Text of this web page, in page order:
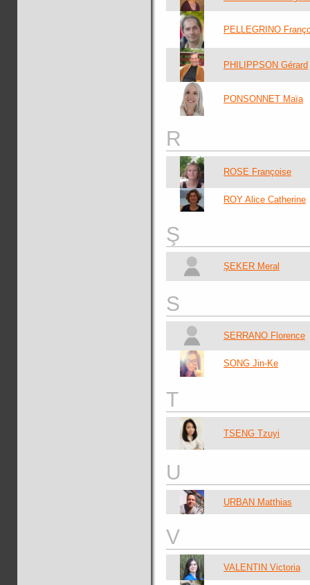
PELLEGRINO
PHILIPPSON Gérard
PONSONNET Maïa
R
ROSE Françoise
ROY Alice Catherine
Ş
ŞEKER Meral
S
SERRANO Florence
SONG Jin-Ke
T
TSENG Tzuyi
U
URBAN Matthias
V
VALENTIN Victoria